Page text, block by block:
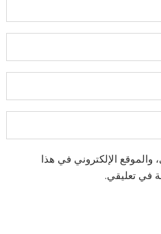
الإلكتروني في هذا
في تعليقي.